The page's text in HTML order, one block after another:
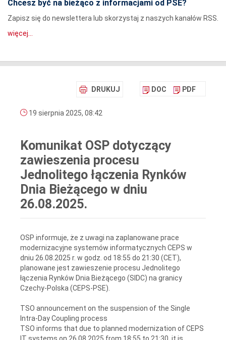
Chcesz być na bieżąco z informacjami od PSE?
Zapisz się do newslettera lub skorzystaj z naszych kanałów RSS.
więcej...
DRUKUJ DOC PDF
19 sierpnia 2025, 08:42
Komunikat OSP dotyczący
zawieszenia procesu
Jednolitego łączenia Rynków
Dnia Bieżącego w dniu
26.08.2025.
OSP informuje, że z uwagi na zaplanowane prace
modernizacyjne systemów informatycznych CEPS w
dniu 26.08.2025 r. w godz. od 18:55 do 21:30 (CET),
planowane jest zawieszenie procesu Jednolitego
łączenia Rynków Dnia Bieżącego (SIDC) na granicy
Czechy-Polska (CEPS-PSE).
TSO announcement on the suspension of the Single
Intra-Day Coupling process
TSO informs that due to planned modernization of CEPS
IT systems on 26.08.2025 from 18:55 to 21:30, it is